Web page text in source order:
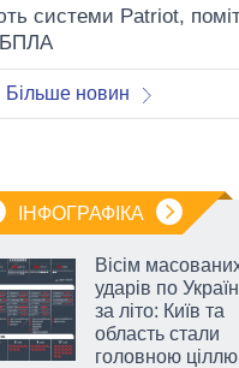
системи Patriot,
БПЛА
Більше новин
ІНФОГРАФІКА
Вісім
ударів по
за літо: Київ та
область стали
головною ціллю